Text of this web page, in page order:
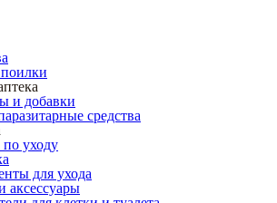
и добавки
средства
по уходу
для ухода
аксессуары